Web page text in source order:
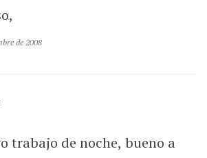
de 2008
trabajo de noche, bueno a